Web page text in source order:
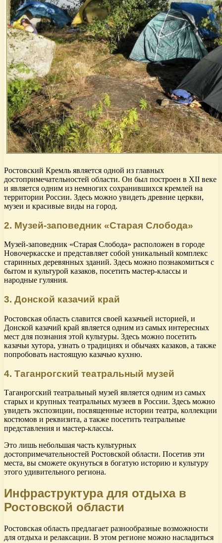
Ростовский Кремль является одной из главных
достопримечательностей области. Он был построен в XII веке
и является одним из немногих сохранившихся кремлей на
территории России. Здесь можно увидеть древние церкви,
музеи и красивые виды на город.
2. Музей-заповедник «Старая Слобода»
Музей-заповедник «Старая Слобода» расположен в городе
Новочеркасске и представляет собой уникальный комплекс
старинных деревянных зданий. Здесь можно познакомиться с
бытом и культурой казаков, посетить мастер-классы и
народные гуляния.
3. Донской казачий край
Ростовская область славится своей казачьей историей, и
Донской казачий край является одним из самых интересных
мест для познания этой культуры. Здесь можно посетить
казачьи хутора, узнать о традициях и обычаях казаков, а также
попробовать настоящую казачью кухню.
4. Таганрогский театральный музей
Таганрогский театральный музей является одним из самых
старых и крупных театральных музеев в России. Здесь можно
увидеть экспозиции, посвященные истории театра, коллекции
костюмов и реквизита, а также посетить театральные
представления и мастер-классы.
Это лишь небольшая часть культурных
достопримечательностей Ростовской области. Посетив эти
места, вы сможете окунуться в богатую историю и культуру
этого удивительного региона.
Инфраструктура для отдыха в
Ростовской области
Ростовская область предлагает разнообразные возможности
для отдыха и релаксации. В этом регионе можно насладиться